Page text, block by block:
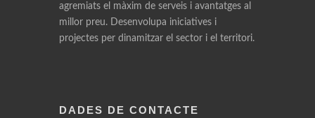
agremiats el màxim de serveis i avantatges al
millor preu. Desenvolupa iniciatives i
projectes per dinamitzar el sector i el territori.
DADES DE CONTACTE